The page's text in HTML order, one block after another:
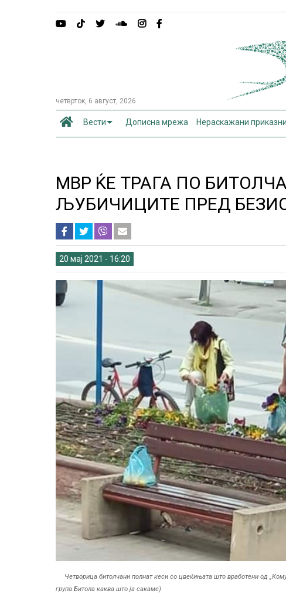
четврток, 6 август, 2026
Вести Дописна мрежа Нераскажани приказни
МВР ЌЕ ТРАГА ПО
ЉУБИЧИЦИТЕ ПРЕД
20 мај 2021 - 16:20
Четворица битолчани полнат кеси со цвеќињата што вработени од
група Битола каква што ја сакаме)